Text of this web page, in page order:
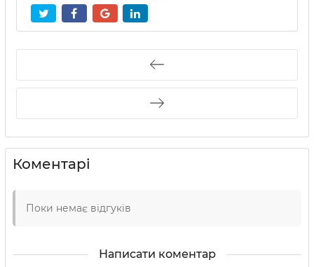
Коментарі
Поки немає відгуків
Написати коментар